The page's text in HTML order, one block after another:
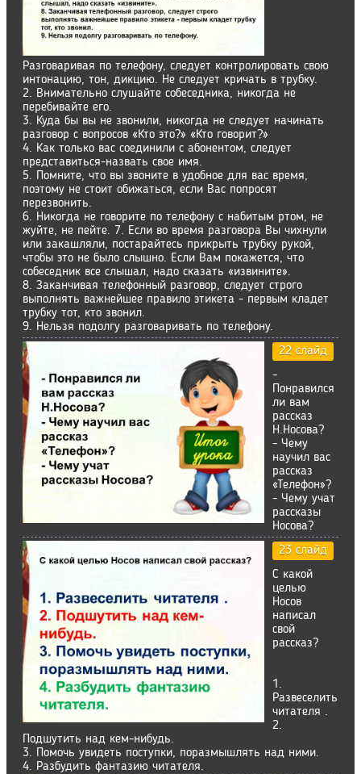
Разговаривая по телефону, следует контролировать свою
интонацию, тон, дикцию. Не следует кричать в трубку.
2. Внимательно слушайте собеседника, никогда не
перебивайте его.
3. Куда бы вы не звонили, никогда не следует начинать
разговор с вопросов «Кто это?» «Кто говорит?»
4. Как только вас соединили с абонентом, следует
представиться-назвать свое имя.
5. Помните, что вы звоните в удобное для вас время,
поэтому не стоит обижаться, если Вас попросят
перезвонить.
6. Никогда не говорите по телефону с набитым ртом, не
жуйте, не пейте. 7. Если во время разговора Вы чихнули
или закашляли, постарайтесь прикрыть трубку рукой,
чтобы это не было слышно. Если Вам покажется, что
собеседник все слышал, надо сказать «извините».
8. Заканчивая телефонный разговор, следует строго
выполнять важнейшее правило этикета - первым кладет
трубку тот, кто звонил.
9. Нельзя подолгу разговаривать по телефону.
22 слайд
-
Понравился
ли вам
рассказ
Н.Носова?
- Чему
научил вас
рассказ
«Телефон»?
- Чему учат
рассказы
Носова?
23 слайд
С какой
целью
Носов
написал
свой
рассказ?
1.
Развеселить
читателя .
2.
Подшутить над кем-нибудь.
3. Помочь увидеть поступки, поразмышлять над ними.
4. Разбудить фантазию читателя.